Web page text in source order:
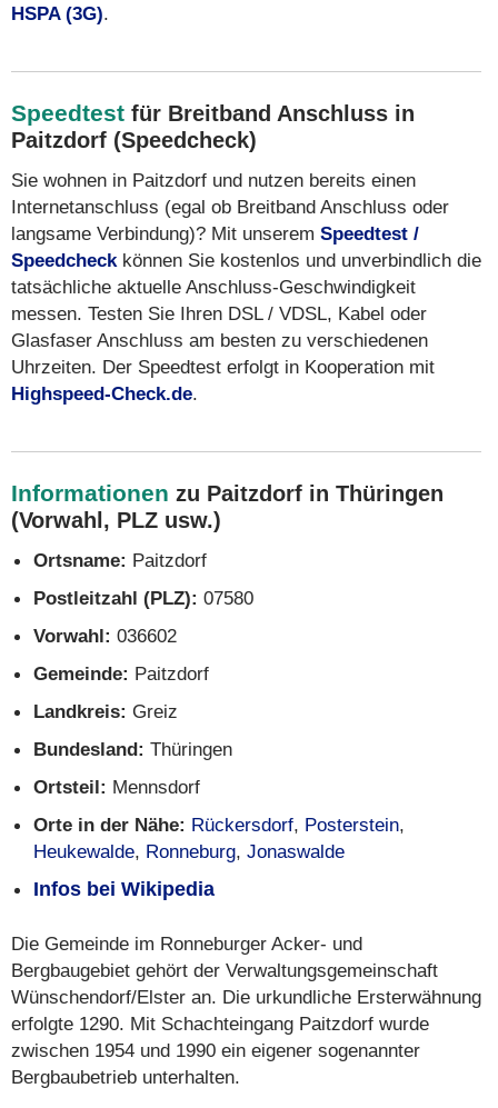
HSPA (3G).
Speedtest für Breitband Anschluss in
Paitzdorf (Speedcheck)
Sie wohnen in Paitzdorf und nutzen bereits einen
Internetanschluss (egal ob Breitband Anschluss oder
langsame Verbindung)? Mit unserem Speedtest /
Speedcheckkönnen Sie kostenlos und unverbindlich die
tatsächliche aktuelle Anschluss-Geschwindigkeit
messen. Testen Sie Ihren DSL / VDSL, Kabel oder
Glasfaser Anschluss am besten zu verschiedenen
Uhrzeiten. Der Speedtest erfolgt in Kooperation mit
Highspeed-Check.de.
Informationen zu Paitzdorf in Thüringen
(Vorwahl, PLZ usw.)
Ortsname: Paitzdorf
Postleitzahl (PLZ): 07580
Vorwahl: 036602
Gemeinde: Paitzdorf
Landkreis: Greiz
Bundesland: Thüringen
Ortsteil: Mennsdorf
Orte in der Nähe: Rückersdorf, Posterstein,
Heukewalde, Ronneburg, Jonaswalde
Infos bei Wikipedia
Die Gemeinde im Ronneburger Acker- und
Bergbaugebiet gehört der Verwaltungsgemeinschaft
Wünschendorf/Elster an. Die urkundliche Ersterwähnung
erfolgte 1290. Mit Schachteingang Paitzdorf wurde
zwischen 1954 und 1990 ein eigener sogenannter
Bergbaubetrieb unterhalten.